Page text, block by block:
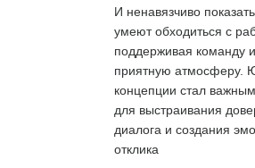
И ненавязчиво
умеют обходиться с
поддерживая команду
приятную атмосферу.
концепции стал
для выстраивания
диалога и создания
отклика